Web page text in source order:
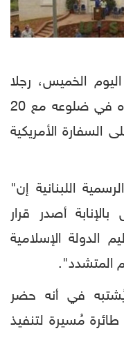
الخميس، رجلا
سوريا كان قد تم اعتقاله للاشتباه في ضلوعه مع 20
الأمريكية
اللبنانية إن"
أصدر قرار
الدولة الإسلامية
المتشدد".
في أنه حضر
مُسيرة لتنفيذ